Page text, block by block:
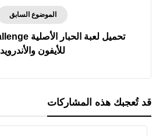
الموضوع السابق
للأيفون والأندرويد
قد تُعجبك هذه المشاركات